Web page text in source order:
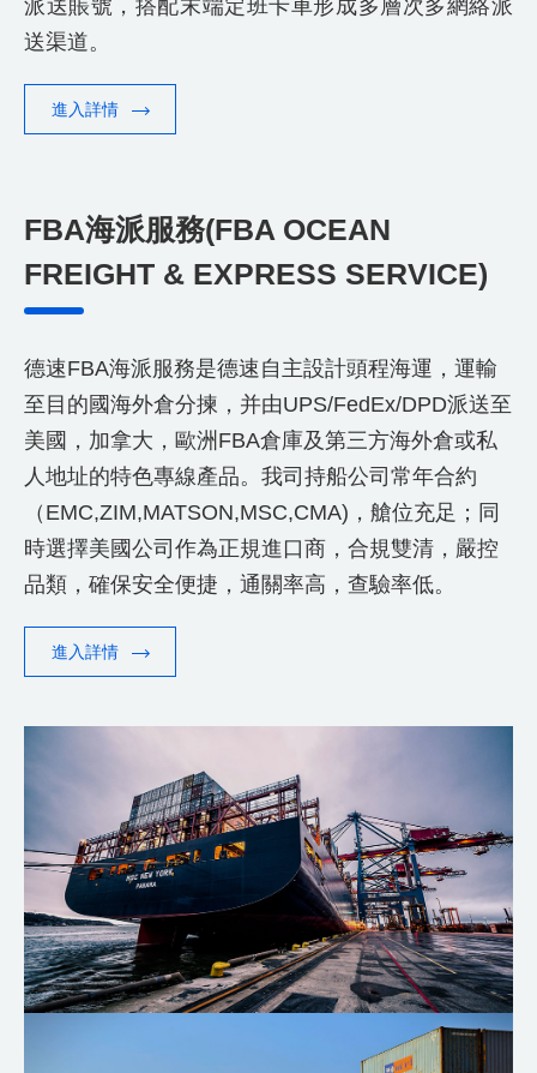
派送賬號，搭配末端定班卡車形成多層次多網絡派
送渠道。
進入詳情
FBA海派服務(FBA OCEAN
FREIGHT & EXPRESS SERVICE)
德速FBA海派服務是德速自主設計頭程海運，運輸
至目的國海外倉分揀，并由UPS/FedEx/DPD派送至
美國，加拿大，歐洲FBA倉庫及第三方海外倉或私
人地址的特色專線產品。我司持船公司常年合約
（EMC,ZIM,MATSON,MSC,CMA)，艙位充足；同
時選擇美國公司作為正規進口商，合規雙清，嚴控
品類，確保安全便捷，通關率高，查驗率低。
進入詳情